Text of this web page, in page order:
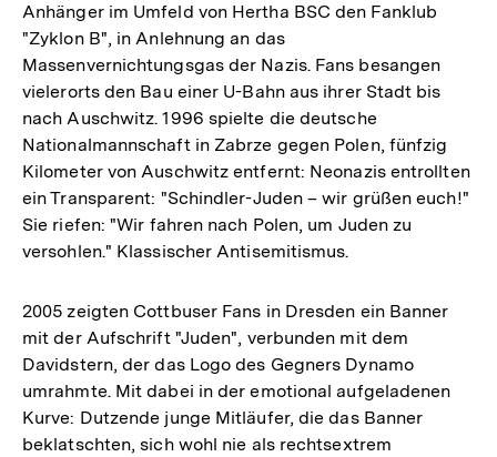
Anhänger im Umfeld von Hertha BSC den Fanklub
"Zyklon B", in Anlehnung an das
Massenvernichtungsgas der Nazis. Fans besangen
vielerorts den Bau einer U-Bahn aus ihrer Stadt bis
nach Auschwitz. 1996 spielte die deutsche
Nationalmannschaft in Zabrze gegen Polen, fünfzig
Kilometer von Auschwitz entfernt: Neonazis entrollten
ein Transparent: "Schindler-Juden – wir grüßen euch!"
Sie riefen: "Wir fahren nach Polen, um Juden zu
versohlen." Klassischer Antisemitismus.
2005 zeigten Cottbuser Fans in Dresden ein Banner
mit der Aufschrift "Juden", verbunden mit dem
Davidstern, der das Logo des Gegners Dynamo
umrahmte. Mit dabei in der emotional aufgeladenen
Kurve: Dutzende junge Mitläufer, die das Banner
beklatschten, sich wohl nie als rechtsextrem